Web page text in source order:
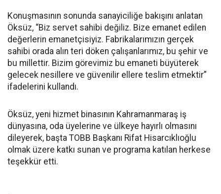
Konuşmasının sonunda sanayiciliğe bakışını anlatan
Öksüz, “Biz servet sahibi değiliz. Bize emanet edilen
değerlerin emanetçisiyiz. Fabrikalarımızın gerçek
sahibi orada alın teri döken çalışanlarımız, bu şehir ve
bu millettir. Bizim görevimiz bu emaneti büyüterek
gelecek nesillere ve güvenilir ellere teslim etmektir”
ifadelerini kullandı.
Öksüz, yeni hizmet binasının Kahramanmaraş iş
dünyasına, oda üyelerine ve ülkeye hayırlı olmasını
dileyerek, başta TOBB Başkanı Rifat Hisarcıklıoğlu
olmak üzere katkı sunan ve programa katılan herkese
teşekkür etti.